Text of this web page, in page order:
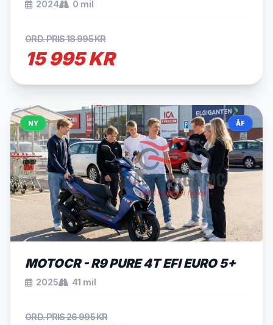
2024 0 mil
ORD. PRIS 18 995 KR
15 995 KR
NY ÅF
MOTOCR - R9 PURE 4T EFI EURO 5+
2025 41 mil
ORD. PRIS 26 995 KR